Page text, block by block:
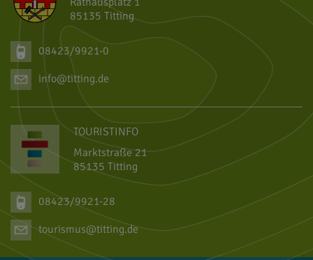
85135 Titting
08423/9921-0
info@titting.de
TOURISTINFO
Marktstraße 21
85135 Titting
08423/9921-28
tourismus@titting.de